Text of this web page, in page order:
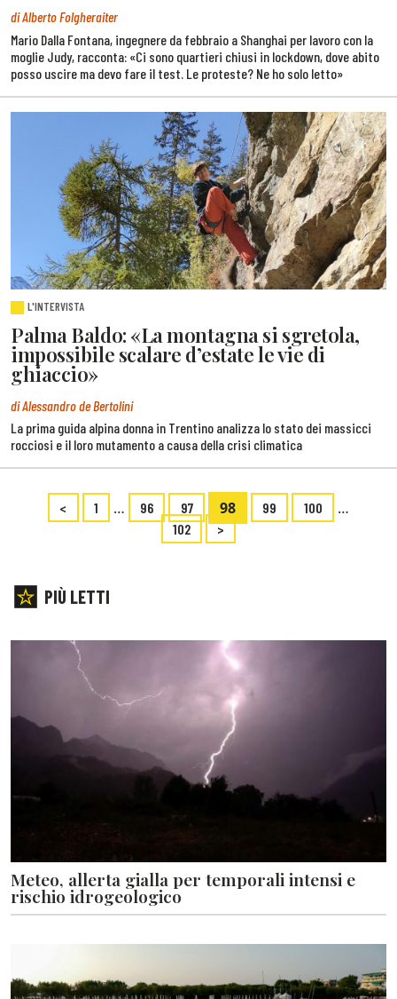
di Alberto Folgheraiter
Mario Dalla Fontana, ingegnere da febbraio a Shanghai per lavoro con la
moglie Judy, racconta: «Ci sono quartieri chiusi in lockdown, dove abito
posso uscire ma devo fare il test. Le proteste? Ne ho solo letto»
L'INTERVISTA
Palma Baldo: «La montagna si sgretola,
impossibile scalare d’estate le vie di
ghiaccio»
di Alessandro de Bertolini
La prima guida alpina donna in Trentino analizza lo stato dei massicci
rocciosi e il loro mutamento a causa della crisi climatica
< 1 … 96 97 98 99 100 …
102 >
PIÙ LETTI
Meteo, allerta gialla per temporali intensi e
rischio idrogeologico